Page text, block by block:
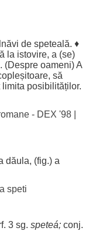
de speteală. ♦
la istovire, a (se)
(Despre oameni) A
, să
limita posibilităților.
- DEX '98|
dăula, (fig.) a
speti
3 sg. speteá;conj.